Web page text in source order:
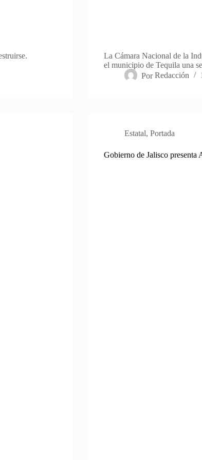
La Cámara Nacional de la
el municipio de Tequila una
Por Redacción
Estatal, Portada
Gobierno de Jalisco presenta